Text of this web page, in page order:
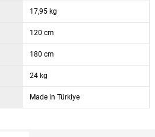
17,95 kg
120 cm
180 cm
24 kg
Made in Türkiye